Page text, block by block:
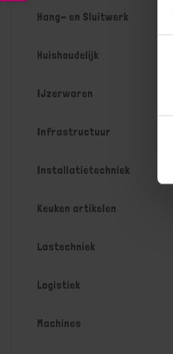
Hang- en Sluitwerk
Huishoudelijk
IJzerwaren
Infrastructuur
Installatietechniek
Keuken artikelen
Lastechniek
Logistiek
Machines